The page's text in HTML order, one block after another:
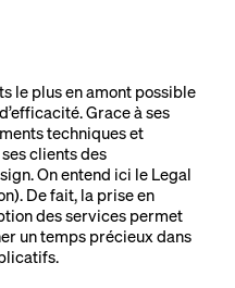
le plus en amont possible
Grace à ses
techniques et
clients des
On entend ici le Legal
De fait, la prise en
des services permet
un temps précieux dans